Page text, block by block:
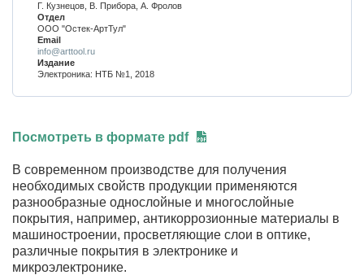
Г. Кузнецов, В. Прибора, А. Фролов
Отдел
ООО "Остек-АртТул"
Email
info@arttool.ru
Издание
Электроника: НТБ №1, 2018
Посмотреть в формате pdf
В современном производстве для получения
необходимых свойств продукции применяются
разнообразные однослойные и многослойные
покрытия, например, антикоррозионные материалы в
машиностроении, просветляющие слои в оптике,
различные покрытия в электронике и
микроэлектронике.